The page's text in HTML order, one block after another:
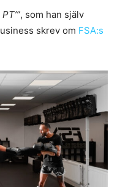
, som han själv
skrev om FSA:s